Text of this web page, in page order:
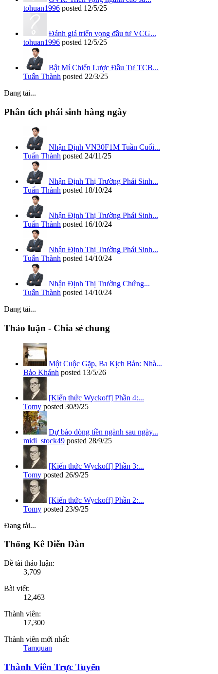
tohuan1996 posted 12/5/25
Đánh giá triển vọng đầu tư VCG...
tohuan1996 posted 12/5/25
Bật Mí Chiến Lược Đầu Tư TCB...
Tuấn Thành posted 22/3/25
Đang tải...
Phân tích phái sinh hàng ngày
Nhận Định VN30F1M Tuần Cuối...
Tuấn Thành posted 24/11/25
Nhận Định Thị Trường Phái Sinh...
Tuấn Thành posted 18/10/24
Nhận Định Thị Trường Phái Sinh...
Tuấn Thành posted 16/10/24
Nhận Định Thị Trường Phái Sinh...
Tuấn Thành posted 14/10/24
Nhận Định Thị Trường Chứng...
Tuấn Thành posted 14/10/24
Đang tải...
Thảo luận - Chia sẻ chung
Một Cuộc Gặp, Ba Kịch Bản: Nhà...
Bảo Khánh posted 13/5/26
[Kiến thức Wyckoff] Phần 4:...
Tomy posted 30/9/25
Dự báo dòng tiền ngành sau ngày...
midi_stock49 posted 28/9/25
[Kiến thức Wyckoff] Phần 3:...
Tomy posted 26/9/25
[Kiến thức Wyckoff] Phần 2:...
Tomy posted 23/9/25
Đang tải...
Thống Kê Diễn Đàn
Đề tài thảo luận:
3,709
Bài viết:
12,463
Thành viên:
17,300
Thành viên mới nhất:
Tamquan
Thành Viên Trực Tuyến